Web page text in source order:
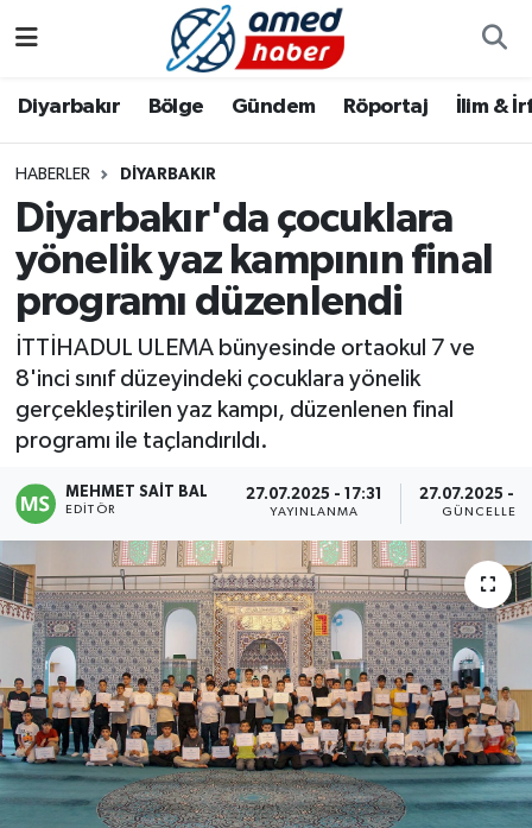
Diyarbakır Bölge Gündem Röportaj İlim &
HABERLER DIYARBAKIR
Diyarbakır'da çocuklara
yönelik yaz kampının final
programı düzenlendi
İTTİHADUL ULEMA bünyesinde ortaokul 7 ve
8'inci sınıf düzeyindeki çocuklara yönelik
gerçekleştirilen yaz kampı, düzenlenen final
programı ile taçlandırıldı.
MEHMET SAIT BAL
EDITÖR
27.07.2025 - 17:31
YAYINLANMA
27.07.2025 -
Bölge
Röportaj
Foto Galeri
Aile
Asayiş
Bilim & Teknoloji
Dünya
Eğitim
Ekonomi
Genel
Güncel
Gündem
İlim & İrfan
Kültür & Sanat
Diyarbakır Hava Durumu
Diyarbakır Namaz Vakitleri
Diyarbakır Trafik Yoğunluk Haritası
Tüm Manşetler
Son Dakika Haberleri
Haber Arşivi